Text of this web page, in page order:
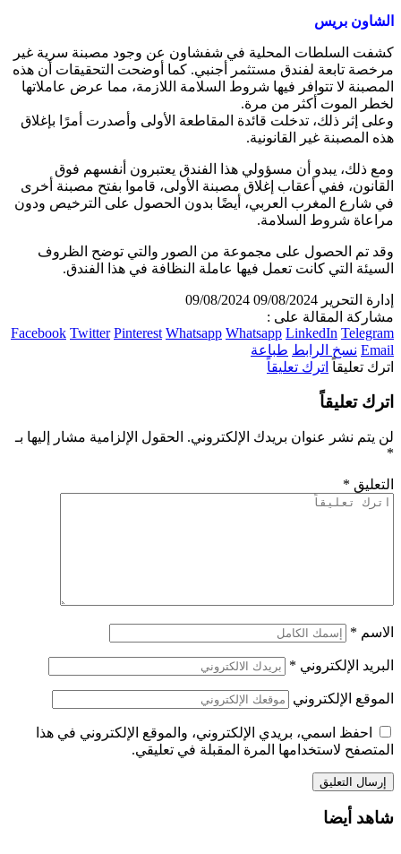
الشاون بريس
كشفت السلطات المحلية في شفشاون عن وجود مصبنة سرية غير
مرخصة تابعة لفندق مستثمر أجنبي. كما أوضحت التحقيقات أن هذه
المصبنة لا تتوافر فيها شروط السلامة اللازمة، مما عرض عاملاتها
لخطر الموت أكثر من مرة.
وعلى إثر ذلك، تدخلت قائدة المقاطعة الأولى وأصدرت أمرًا بإغلاق
هذه المصبنة غير القانونية.
ومع ذلك، يبدو أن مسؤولي هذا الفندق يعتبرون أنفسهم فوق
القانون، ففي أعقاب إغلاق مصبنة الأولى، قاموا بفتح مصبنة أخرى
في شارع المغرب العربي، أيضًا بدون الحصول على الترخيص ودون
مراعاة شروط السلامة.
وقد تم الحصول على مجموعة من الصور والتي توضح الظروف
السيئة التي كانت تعمل فيها عاملة النظافة في هذا الفندق.
إدارة التحرير 09/08/2024
09/08/2024
مشاركة المقالة على :
Facebook Twitter Pinterest Whatsapp Whatsapp LinkedIn Telegram
Email نسخ الرابط طباعة
اترك تعليقاً اترك تعليقاً
اترك تعليقاً
لن يتم نشر عنوان بريدك الإلكتروني. الحقول الإلزامية مشار إليها بـ
التعليق*
الاسم*
البريد الإلكتروني *
الموقع الإلكتروني
احفظ اسمي، بريدي الإلكتروني، والموقع الإلكتروني في هذا
المتصفح لاستخدامها المرة المقبلة في تعليقي.
شاهد أيضا